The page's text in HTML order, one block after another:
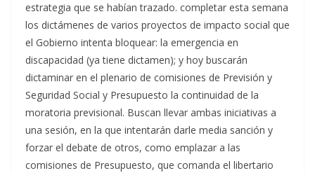
estrategia que se habían trazado. completar esta semana
los dictámenes de varios proyectos de impacto social que
el Gobierno intenta bloquear: la emergencia en
discapacidad (ya tiene dictamen); y hoy buscarán
dictaminar en el plenario de comisiones de Previsión y
Seguridad Social y Presupuesto la continuidad de la
moratoria previsional. Buscan llevar ambas iniciativas a
una sesión, en la que intentarán darle media sanción y
forzar el debate de otros, como emplazar a las
comisiones de Presupuesto, que comanda el libertario